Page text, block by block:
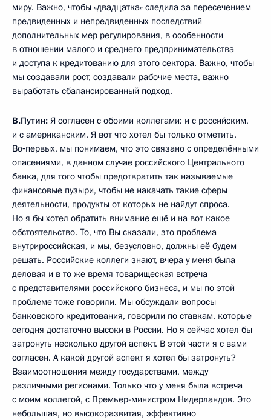
миру. Важно, чтобы «двадцатка» следила за пересечением
предвиденных и непредвиденных последствий
дополнительных мер регулирования, в особенности
в отношении малого и среднего предпринимательства
и доступа к кредитованию для этого сектора. Важно, чтобы
мы создавали рост, создавали рабочие места, важно
выработать сбалансированный подход.
В.Путин: Я согласен с обоими коллегами: и с российским,
и с американским. Я вот что хотел бы только отметить.
Во‑первых, мы понимаем, что это связано с определёнными
опасениями, в данном случае российского Центрального
банка, для того чтобы предотвратить так называемые
финансовые пузыри, чтобы не накачать такие сферы
деятельности, продукты от которых не найдут спроса.
Но я бы хотел обратить внимание ещё и на вот какое
обстоятельство. То, что Вы сказали, это проблема
внутрироссийская, и мы, безусловно, должны её будем
решать. Российские коллеги знают, вчера у меня была
деловая и в то же время товарищеская встреча
с представителями российского бизнеса, и мы по этой
проблеме тоже говорили. Мы обсуждали вопросы
банковского кредитования, говорили по ставкам, которые
сегодня достаточно высоки в России. Но я сейчас хотел бы
затронуть несколько другой аспект. В этой части я с вами
согласен. А какой другой аспект я хотел бы затронуть?
Взаимоотношения между государствами, между
различными регионами. Только что у меня была встреча
с моим коллегой, с Премьер-министром Нидерландов. Это
небольшая, но высокоразвитая, эффективно